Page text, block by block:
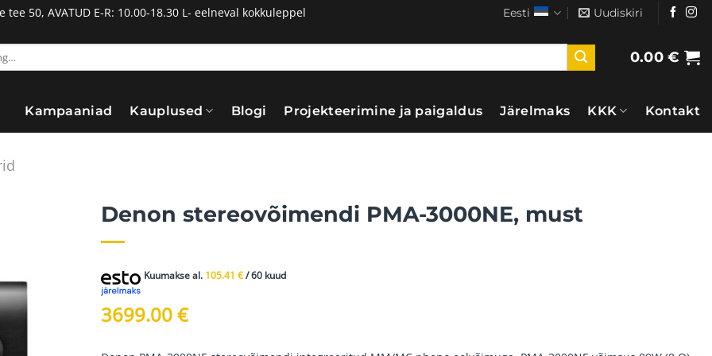
tee 50, AVATUD E-R: 10.00-18.30 L- eelneval kokkuleppel Eesti Uudiskiri
0.00€
Kampaaniad Kauplused Blogi Projekteerimine ja paigaldus Järelmaks KKK Kontakt
Denon stereovõimendi PMA-3000NE, must
Kuumakse al. 105.41 €/ 60 kuud
3699.00€